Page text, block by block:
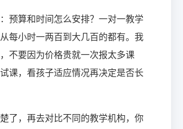
预算和时间怎么安排？一对一教学
每小时一两百到大几百的都有。我
不要因为价格贵就一次报太多课
课，看孩子适应情况再决定是否长
了，再去对比不同的教学机构，你